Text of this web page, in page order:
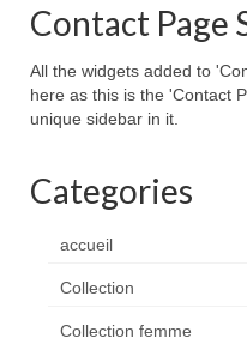
Contact Page
All the widgets added to
here as this is the 'Contact
unique sidebar in it.
Categories
accueil
Collection
Collection femme